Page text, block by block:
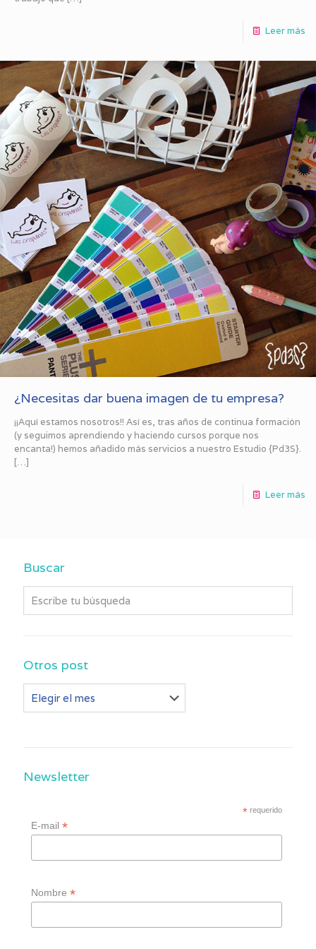
Leer más
¿Necesitas dar buena imagen de tu empresa?
¡¡Aquí estamos nosotros!! Así es, tras años de continua formación
(y seguimos aprendiendo y haciendo cursos porque nos
encanta!) hemos añadido más servicios a nuestro Estudio {Pd3S}.
[…]
Leer más
Buscar
Otros post
post
Newsletter
* requerido
E-mail*
Nombre*